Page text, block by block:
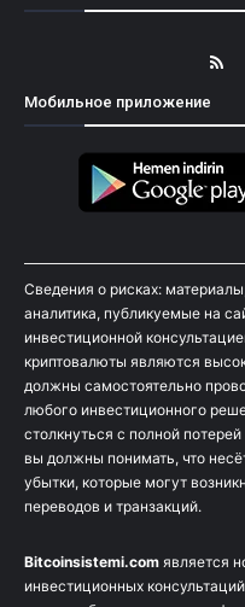
Мобильное приложение
Сведения о рисках:
аналитика, публикуемые на
инвестиционной
криптовалюты являются
должны самостоятельно
любого инвестиционного
столкнуться с полной
вы должны понимать, что
убытки, которые могут
переводов и транзакций.
Bitcoinsistemi.com является
инвестиционных